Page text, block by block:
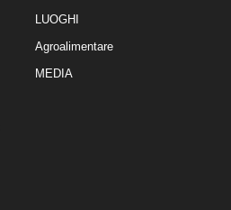
LUOGHI
Agroalimentare
MEDIA